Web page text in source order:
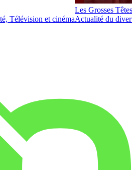
Télévision et cinéma
Les Grosses Têtes
Actualité du